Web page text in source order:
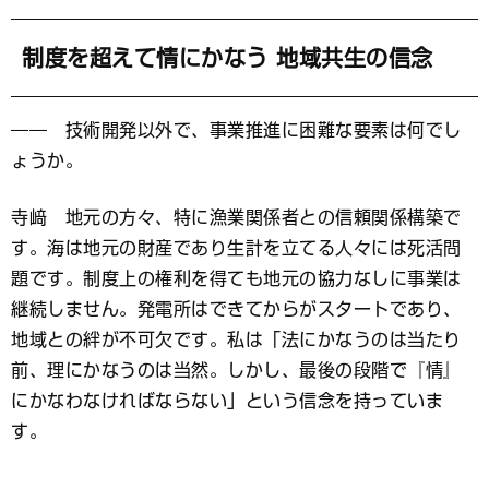
制度を超えて情にかなう 地域共生の信念
―― 技術開発以外で、事業推進に困難な要素は何でし
ょうか。
寺﨑 地元の方々、特に漁業関係者との信頼関係構築で
す。海は地元の財産であり生計を立てる人々には死活問
題です。制度上の権利を得ても地元の協力なしに事業は
継続しません。発電所はできてからがスタートであり、
地域との絆が不可欠です。私は「法にかなうのは当たり
前、理にかなうのは当然。しかし、最後の段階で『情』
にかなわなければならない」という信念を持っていま
す。